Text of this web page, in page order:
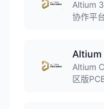
电子等
Altium
协作平
生命周
Altium
Altium
区版